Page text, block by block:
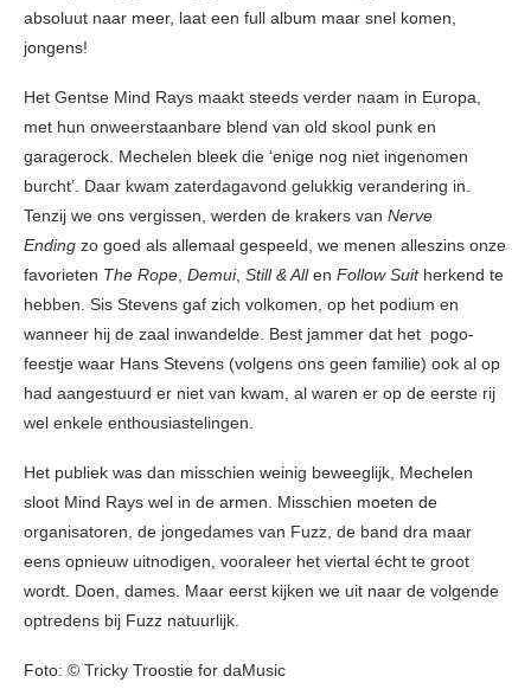
absoluut naar meer, laat een full album maar snel komen,
jongens!
Het Gentse Mind Rays maakt steeds verder naam in Europa,
met hun onweerstaanbare blend van old skool punk en
garagerock. Mechelen bleek die ‘enige nog niet ingenomen
burcht’. Daar kwam zaterdagavond gelukkig verandering in.
Tenzij we ons vergissen, werden de krakers van Nerve
Ending zo goed als allemaal gespeeld, we menen alleszins onze
favorieten The Rope, Demui, Still & Allen Follow Suitherkend te
hebben. Sis Stevens gaf zich volkomen, op het podium en
wanneer hij de zaal inwandelde. Best jammer dat het pogo-
feestje waar Hans Stevens (volgens ons geen familie) ook al op
had aangestuurd er niet van kwam, al waren er op de eerste rij
wel enkele enthousiastelingen.
Het publiek was dan misschien weinig beweeglijk, Mechelen
sloot Mind Rays wel in de armen. Misschien moeten de
organisatoren, de jongedames van Fuzz, de band dra maar
eens opnieuw uitnodigen, vooraleer het viertal écht te groot
wordt. Doen, dames. Maar eerst kijken we uit naar de volgende
optredens bij Fuzz natuurlijk.
Foto: © Tricky Troostie for daMusic